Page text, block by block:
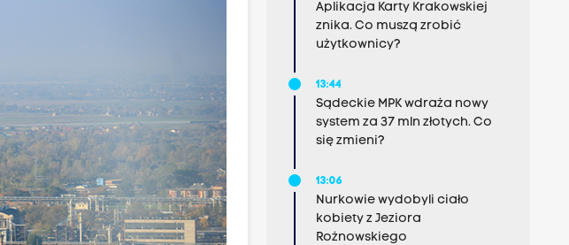
Aplikacja Karty Krakowskiej
znika. Co muszą zrobić
użytkownicy?
13:44
Sądeckie MPK wdraża nowy
system za 37 mln złotych. Co
się zmieni?
13:06
Nurkowie wydobyli ciało
kobiety z Jeziora
Rożnowskiego